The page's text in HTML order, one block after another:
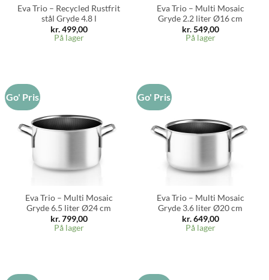
Eva Trio – Recycled Rustfrit
stål Gryde 4.8 l
kr.499,00
På lager
Eva Trio – Multi Mosaic
Gryde 2.2 liter Ø16 cm
kr.549,00
På lager
Go' Pris
Eva Trio – Multi Mosaic
Gryde 6.5 liter Ø24 cm
kr.799,00
På lager
Go' Pris
Eva Trio – Multi Mosaic
Gryde 3.6 liter Ø20 cm
kr.649,00
På lager